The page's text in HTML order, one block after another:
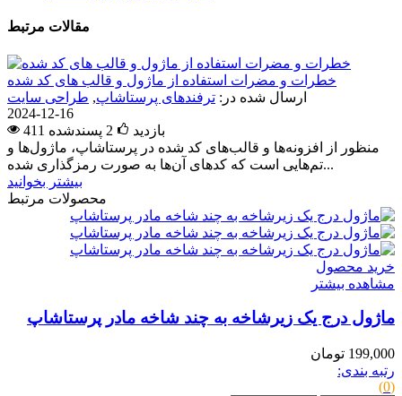
مقالات مرتبط
خطرات و مضرات استفاده از ماژول و قالب های کد شده
ارسال شده در: ترفندهای پرستاشاپ, طراحی سایت
2024-12-16
411 بازدید
2 پسندشده
منظور از افزونه‌ها و قالب‌های کد شده در پرستاشاپ، ماژول‌ها و
تم‌هایی است که کدهای آن‌ها به صورت رمزگذاری شده...
بیشتر بخوانید
محصولات مرتبط
خرید محصول
مشاهده بیشتر
ماژول درج یک زیرشاخه به چند شاخه مادر پرستاشاپ
199,000 تومان
رتبه بندی:
(0)